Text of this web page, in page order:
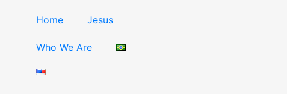
Home Jesus
Who We Are